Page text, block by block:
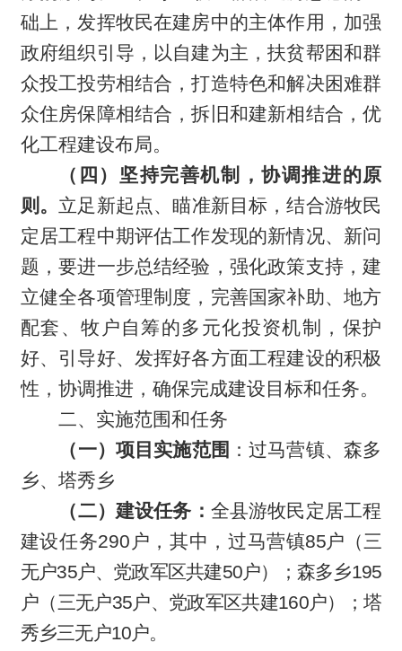
础上，发挥牧民在建房中的主体作用，加强
政府组织引导，以自建为主，扶贫帮困和群
众投工投劳相结合，打造特色和解决困难群
众住房保障相结合，拆旧和建新相结合，优
化工程建设布局。
（四）坚持完善机制，协调推进的原
则。 立足新起点、瞄准新目标，结合游牧民
定居工程中期评估工作发现的新情况、新问
题，要进一步总结经验，强化政策支持，建
立健全各项管理制度，完善国家补助、地方
配套、牧户自筹的多元化投资机制，保护
好、引导好、发挥好各方面工程建设的积极
性，协调推进，确保完成建设目标和任务。
二、实施范围和任务
（一）项目实施范围 ：过马营镇、森多
乡、塔秀乡
（二）建设任务： 全县游牧民定居工程
建设任务290户，其中，过马营镇85户（三
无户35户、党政军区共建50户）；森多乡195
户（三无户35户、党政军区共建160户）；塔
秀乡三无户10户。